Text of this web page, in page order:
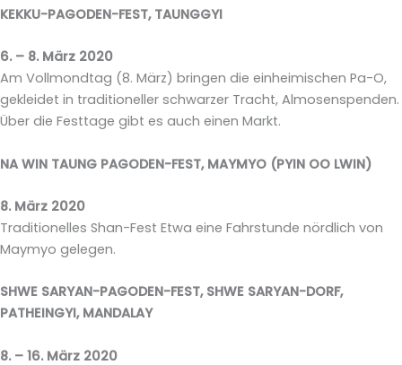
KEKKU-PAGODEN-FEST, TAUNGGYI
6. – 8. März 2020
Am Vollmondtag (8. März) bringen die einheimischen Pa-O,
gekleidet in traditioneller schwarzer Tracht, Almosenspenden.
Über die Festtage gibt es auch einen Markt.
NA WIN TAUNG PAGODEN-FEST, MAYMYO (PYIN OO LWIN)
8. März 2020
Traditionelles Shan-Fest Etwa eine Fahrstunde nördlich von
Maymyo gelegen.
SHWE SARYAN-PAGODEN-FEST, SHWE SARYAN-DORF,
PATHEINGYI, MANDALAY
8. – 16. März 2020